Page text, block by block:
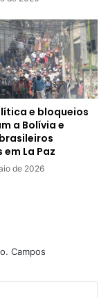
e bloqueios
a Bolívia e
La Paz
de 2026
Campos